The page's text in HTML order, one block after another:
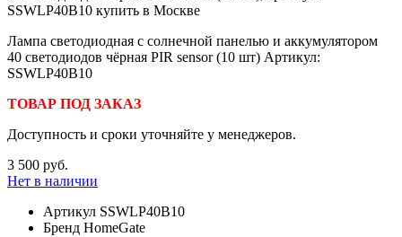
Лампа светодиодная с солнечной панелью и аккумулятором
40 светодиодов чёрная PIR sensor (10 шт) Артикул:
SSWLP40B10
ТОВАР ПОД ЗАКАЗ
Доступность и сроки уточняйте у менеджеров.
3 500 руб.
Нет в наличии
Артикул SSWLP40B10
Бренд HomeGate